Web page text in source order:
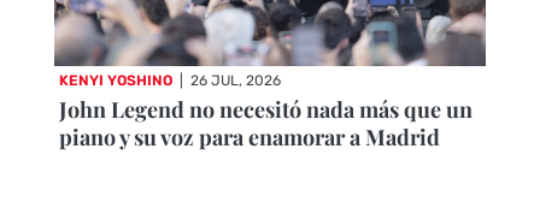
KENYI YOSHINO 26 JUL, 2026
John Legend no necesitó nada más que un
piano y su voz para enamorar a Madrid